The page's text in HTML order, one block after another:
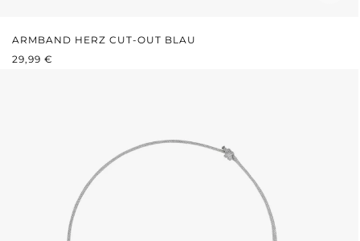
ARMBAND HERZ CUT-OUT BLAU
REGULÄRER PREIS:
29,99 €